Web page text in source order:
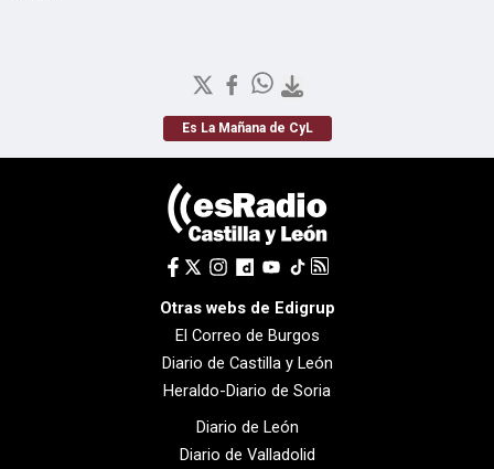
Es La Mañana de CyL
Otras webs de Edigrup
El Correo de Burgos
Diario de Castilla y León
Heraldo-Diario de Soria
Diario de León
Diario de Valladolid